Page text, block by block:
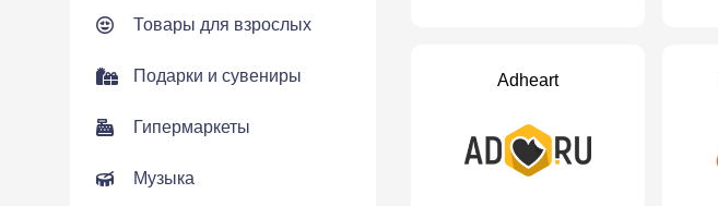
Товары для взрослых
Подарки и сувениры
Гипермаркеты
Музыка
Adheart